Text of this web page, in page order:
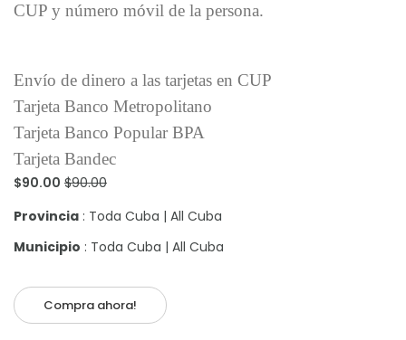
CUP y número móvil de la persona.
Envío de dinero a las tarjetas en CUP
Tarjeta Banco Metropolitano
Tarjeta Banco Popular BPA
Tarjeta Bandec
$90.00 $90.00
Provincia : Toda Cuba | All Cuba
Municipio : Toda Cuba | All Cuba
Compra ahora!